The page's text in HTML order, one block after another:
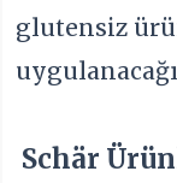
glutensiz
Schär